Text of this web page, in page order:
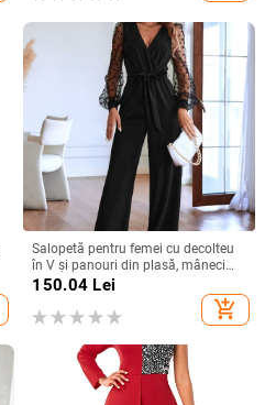
Salopetă pentru femei cu decolteu
în V și panouri din plasă, mâneci
lungi, croială dreaptă elegantă
150.04 Lei
add_shopping_cart